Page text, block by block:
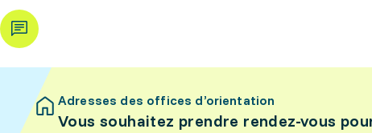
Adresses des offices d’orientation
Vous souhaitez prendre rendez-vous